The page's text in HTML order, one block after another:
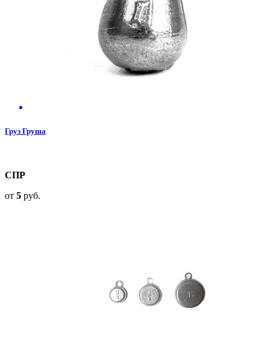
Груз Груша
СПР
от 5 руб.